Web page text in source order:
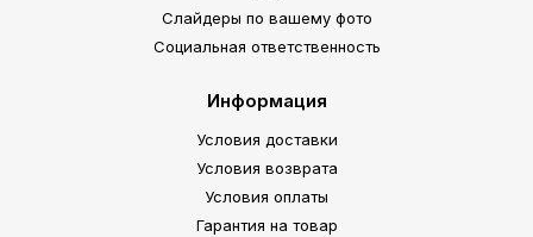
Слайдеры по вашему фото
Социальная ответственность
Информация
Условия доставки
Условия возврата
Условия оплаты
Гарантия на товар